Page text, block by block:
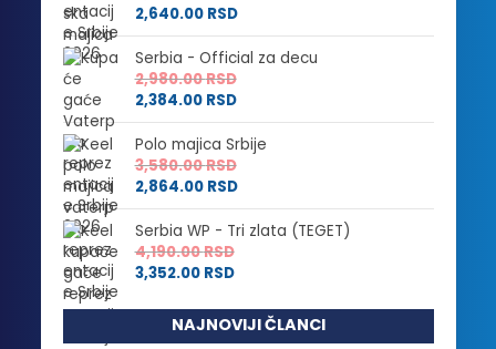
2,640.00 RSD
Serbia - Official za decu
2,980.00RSD
2,384.00 RSD
Polo majica Srbije
3,580.00RSD
2,864.00 RSD
Serbia WP - Tri zlata (TEGET)
4,190.00RSD
3,352.00 RSD
NAJNOVIJI ČLANCI